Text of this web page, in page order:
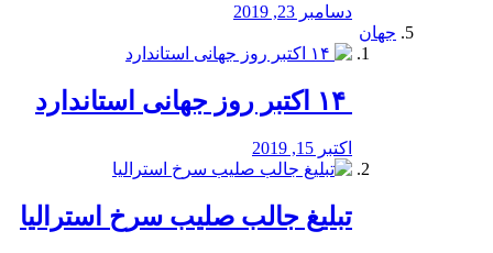
دسامبر 23, 2019
جهان
اکتبر 15, 2019
تبلیغ جالب صلیب سرخ استرالیا